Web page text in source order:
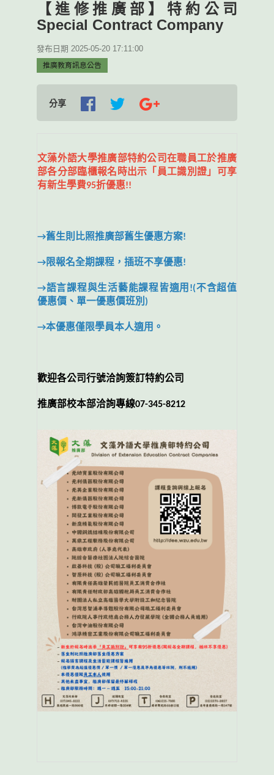
【進修推廣部】特約公司
Special Contract Company
發布日期 2025-05-20 17:11:00
推廣教育訊息公告
分享
文藻外語大學推廣部特約公司在職員工於推廣
部各分部臨櫃報名時出示「員工識別證」可享
有新生學費95折優惠!!
→舊生則比照推廣部舊生優惠方案!
→限報名全期課程，插班不享優惠!
→語言課程與生活藝能課程皆適用!(不含超值
優惠價、單一優惠價班別)
→本優惠僅限學員本人適用。
歡迎各公司行號洽詢簽訂特約公司
推廣部校本部洽詢專線07-345-8212